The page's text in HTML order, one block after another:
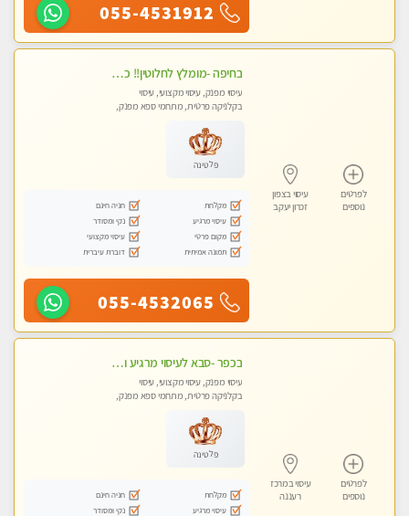
055-4531912
לפרטים
נוספים
עיסוי בצפון
זכרון יעקב
בחיפה -מומלץ לחלוטין!! כל סוגי העיסויים מעסה מקצועית ואיכותית פרטי!!!
עיסוי מפנק, עיסוי מקצועי, עיסוי
בקלניקה פרטית, מתחמי ספא מפנק,
פלטינה
מקלחת
חניה חינם
עיסוי מרגיע
נקי ומסודר
מקום פרטי
עיסוי מקצועי
תמונה אמיתית
דוברת עיברית
055-4532065
לפרטים
נוספים
עיסוי במרכז
רעננה
בכפר -סבא לעיסוי מרגיע ומפנק VIP-מומלץ לחלוטין! פרטי! ​​​​​​
עיסוי מפנק, עיסוי מקצועי, עיסוי
בקלניקה פרטית, מתחמי ספא מפנק,
פלטינה
מקלחת
חניה חינם
עיסוי מרגיע
נקי ומסודר